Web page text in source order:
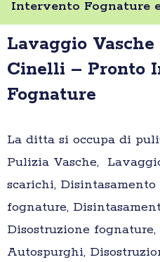
Intervento Fognature
Lavaggio
Cinelli – Pronto
Fognature
La ditta si occupa di
Pulizia Vasche,
scarichi,
fognature,
Disostruzione
Autospurghi,